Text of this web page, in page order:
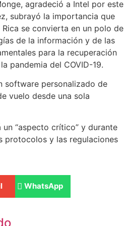
agradeció a Intel por este
subrayó la importancia que
se convierta en un polo de
de la información y de las
para la recuperación
pandemia del COVID-19.
software personalizado de
vuelo desde una sola
“aspecto crítico” y durante
protocolos y las regulaciones
WhatsApp